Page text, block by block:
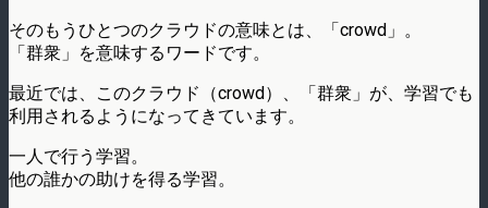
そのもうひとつのクラウドの意味とは、「crowd」。
「群衆」を意味するワードです。
最近では、このクラウド（crowd）、「群衆」が、学習でも
利用されるようになってきています。
一人で行う学習。
他の誰かの助けを得る学習。